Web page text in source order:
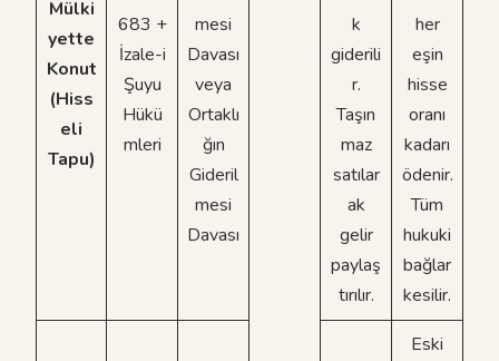
Mülki
yette
Konut
(Hiss
eli
Tapu)
683 +
İzale-i
Şuyu
Hükü
mleri
mesi
Davası
veya
Ortaklı
ğın
Gideril
mesi
Davası
k
giderili
r.
Taşın
maz
satılar
ak
gelir
paylaş
tırılır.
her
eşin
hisse
oranı
kadarı
ödenir.
Tüm
hukuki
bağlar
kesilir.
Eski